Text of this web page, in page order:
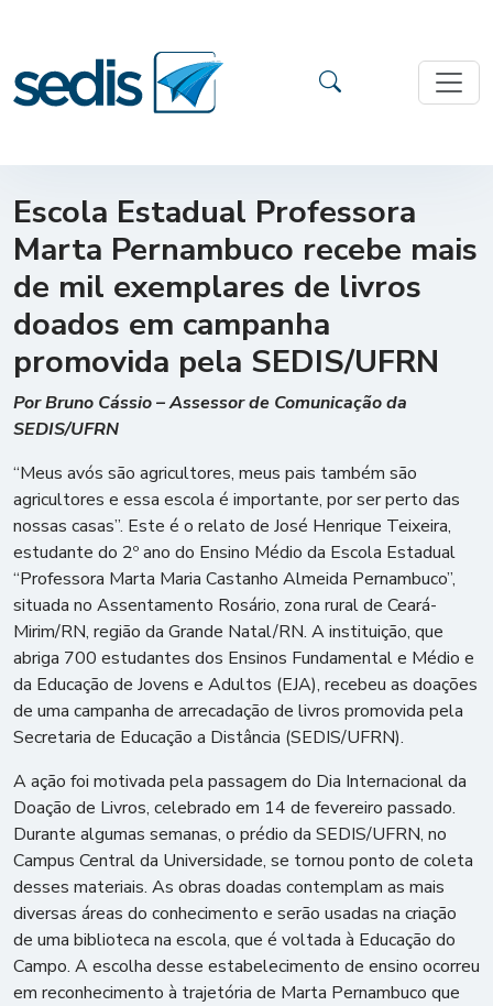
Escola Estadual Professora
Marta Pernambuco recebe mais
de mil exemplares de livros
doados em campanha
promovida pela SEDIS/UFRN
Por Bruno Cássio – Assessor de Comunicação da
SEDIS/UFRN
“Meus avós são agricultores, meus pais também são
agricultores e essa escola é importante, por ser perto das
nossas casas”. Este é o relato de José Henrique Teixeira,
estudante do 2º ano do Ensino Médio da Escola Estadual
“Professora Marta Maria Castanho Almeida Pernambuco”,
situada no Assentamento Rosário, zona rural de Ceará-
Mirim/RN, região da Grande Natal/RN. A instituição, que
abriga 700 estudantes dos Ensinos Fundamental e Médio e
da Educação de Jovens e Adultos (EJA), recebeu as doações
de uma campanha de arrecadação de livros promovida pela
Secretaria de Educação a Distância (SEDIS/UFRN).
A ação foi motivada pela passagem do Dia Internacional da
Doação de Livros, celebrado em 14 de fevereiro passado.
Durante algumas semanas, o prédio da SEDIS/UFRN, no
Campus Central da Universidade, se tornou ponto de coleta
desses materiais. As obras doadas contemplam as mais
diversas áreas do conhecimento e serão usadas na criação
de uma biblioteca na escola, que é voltada à Educação do
Campo. A escolha desse estabelecimento de ensino ocorreu
em reconhecimento à trajetória de Marta Pernambuco que